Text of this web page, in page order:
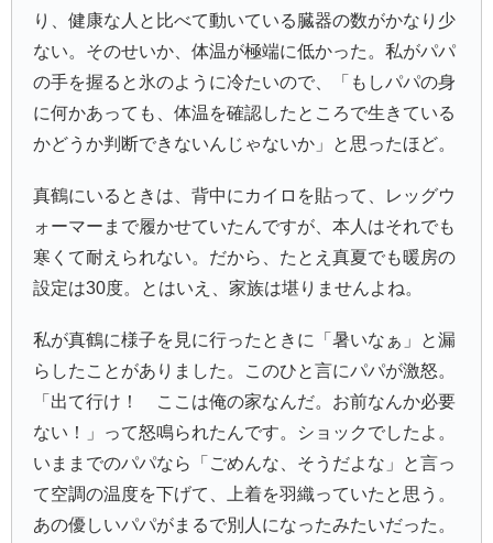
り、健康な人と比べて動いている臓器の数がかなり少
ない。そのせいか、体温が極端に低かった。私がパパ
の手を握ると氷のように冷たいので、「もしパパの身
に何かあっても、体温を確認したところで生きている
かどうか判断できないんじゃないか」と思ったほど。
真鶴にいるときは、背中にカイロを貼って、レッグウ
ォーマーまで履かせていたんですが、本人はそれでも
寒くて耐えられない。だから、たとえ真夏でも暖房の
設定は30度。とはいえ、家族は堪りませんよね。
私が真鶴に様子を見に行ったときに「暑いなぁ」と漏
らしたことがありました。このひと言にパパが激怒。
「出て行け！ ここは俺の家なんだ。お前なんか必要
ない！」って怒鳴られたんです。ショックでしたよ。
いままでのパパなら「ごめんな、そうだよな」と言っ
て空調の温度を下げて、上着を羽織っていたと思う。
あの優しいパパがまるで別人になったみたいだった。